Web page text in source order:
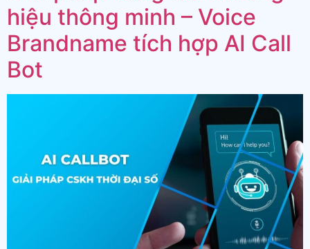
hiệu thông minh – Voice
Brandname tích hợp AI Call
Bot